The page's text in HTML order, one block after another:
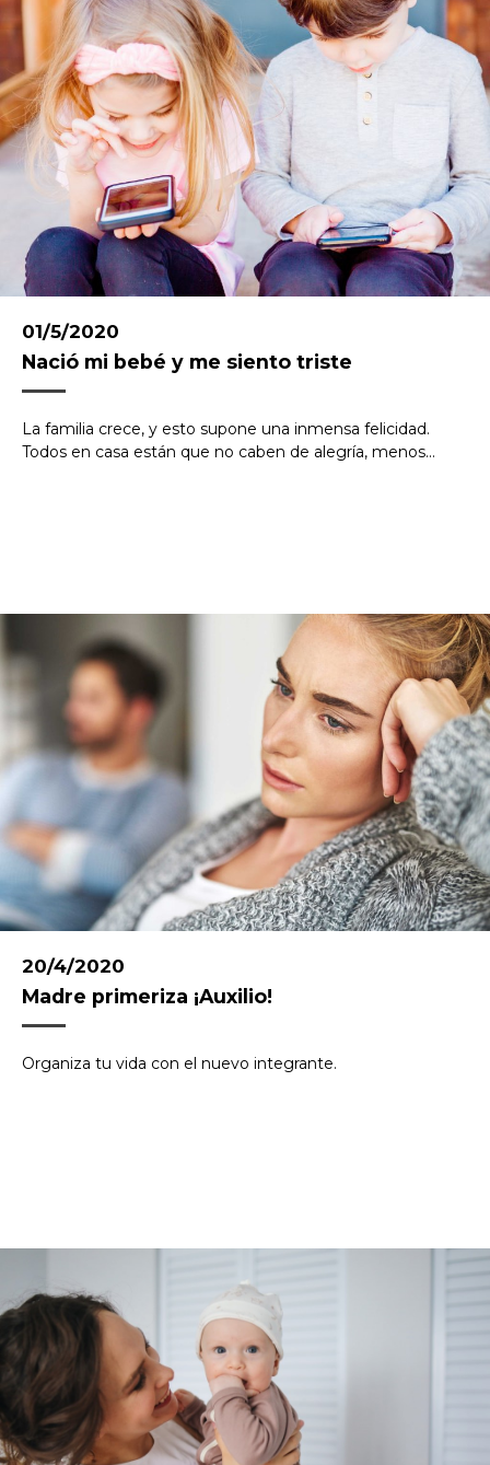
01/5/2020
Nació mi bebé y me siento triste
La familia crece, y esto supone una inmensa felicidad.
Todos en casa están que no caben de alegría, menos...
20/4/2020
Madre primeriza ¡Auxilio!
Organiza tu vida con el nuevo integrante.